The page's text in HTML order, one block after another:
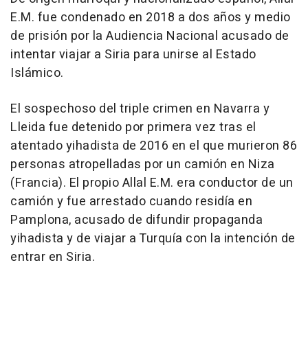
E.M. fue condenado en 2018 a dos años y medio
de prisión por la Audiencia Nacional acusado de
intentar viajar a Siria para unirse al Estado
Islámico.
El sospechoso del triple crimen en Navarra y
Lleida fue detenido por primera vez tras el
atentado yihadista de 2016 en el que murieron 86
personas atropelladas por un camión en Niza
(Francia). El propio Allal E.M. era conductor de un
camión y fue arrestado cuando residía en
Pamplona, acusado de difundir propaganda
yihadista y de viajar a Turquía con la intención de
entrar en Siria.